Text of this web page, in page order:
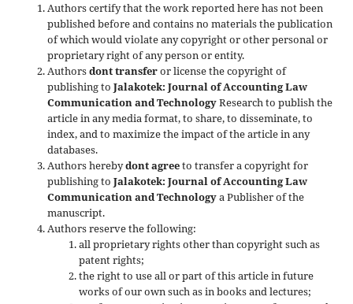
Authors certify that the work reported here has not been
published before and contains no materials the publication
of which would violate any copyright or other personal or
proprietary right of any person or entity.
Authorsdont transferor license the copyright of
publishing to Jalakotek: Journal of Accounting Law
Communication and TechnologyResearch to publish the
article in any media format, to share, to disseminate, to
index, and to maximize the impact of the article in any
databases.
Authors herebydont agreeto transfer a copyright for
publishing to Jalakotek: Journal of Accounting Law
Communication and Technologya Publisher of the
manuscript.
Authors reserve the following:
all proprietary rights other than copyright such as
patent rights;
the right to use all or part of this article in future
works of our own such as in books and lectures;